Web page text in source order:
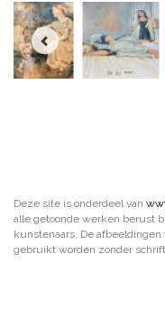
Deze site is onderdeel van
alle getoonde werken berust
kunstenaars. De
gebruikt worden zonder